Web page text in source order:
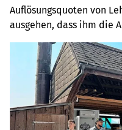
Auflösungsquoten von
ausgehen, dass ihm die